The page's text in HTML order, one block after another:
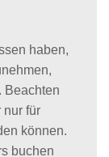
haben,
Beachten
nur für
können.
buchen